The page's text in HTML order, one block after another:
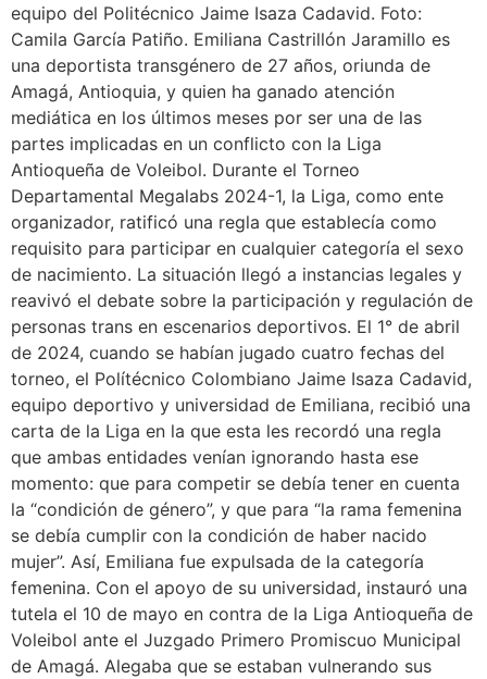
equipo del Politécnico Jaime Isaza Cadavid. Foto:
Camila García Patiño. Emiliana Castrillón Jaramillo es
una deportista transgénero de 27 años, oriunda de
Amagá, Antioquia, y quien ha ganado atención
mediática en los últimos meses por ser una de las
partes implicadas en un conflicto con la Liga
Antioqueña de Voleibol. Durante el Torneo
Departamental Megalabs 2024-1, la Liga, como ente
organizador, ratificó una regla que establecía como
requisito para participar en cualquier categoría el sexo
de nacimiento. La situación llegó a instancias legales y
reavivó el debate sobre la participación y regulación de
personas trans en escenarios deportivos. El 1° de abril
de 2024, cuando se habían jugado cuatro fechas del
torneo, el Polítécnico Colombiano Jaime Isaza Cadavid,
equipo deportivo y universidad de Emiliana, recibió una
carta de la Liga en la que esta les recordó una regla
que ambas entidades venían ignorando hasta ese
momento: que para competir se debía tener en cuenta
la “condición de género”, y que para “la rama femenina
se debía cumplir con la condición de haber nacido
mujer”. Así, Emiliana fue expulsada de la categoría
femenina. Con el apoyo de su universidad, instauró una
tutela el 10 de mayo en contra de la Liga Antioqueña de
Voleibol ante el Juzgado Primero Promiscuo Municipal
de Amagá. Alegaba que se estaban vulnerando sus